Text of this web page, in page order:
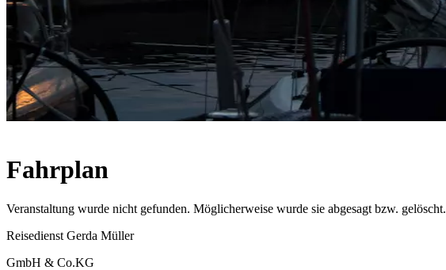
Fahrplan
Veranstaltung wurde nicht gefunden. Möglicherweise wurde sie abgesagt bzw. gelöscht.
Reisedienst Gerda Müller
GmbH & Co.KG